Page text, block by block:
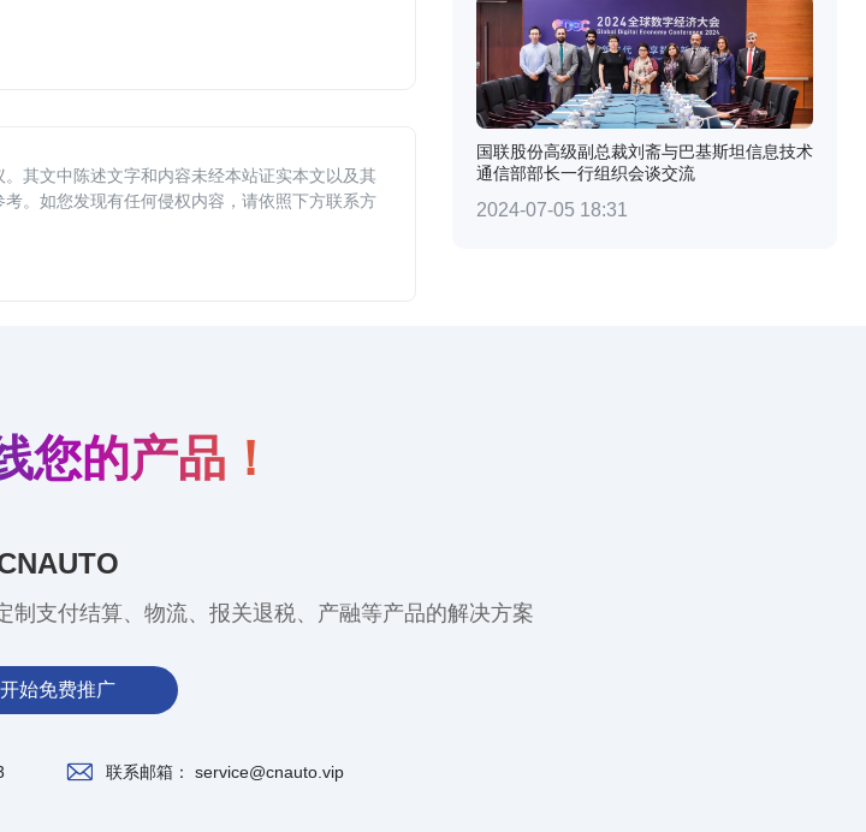
其文中陈述文字和内容未经本站证实本文以及其
。如您发现有任何侵权内容，请依照下方联系方
国联股份高级副总裁刘斋与巴基斯坦信息技术
通信部部长一行组织会谈交流
2024-07-05 18:31
您的产品！
支付结算、物流、报关退税、产融等产品的解决方案
开始免费推广
联系邮箱： service@cnauto.vip